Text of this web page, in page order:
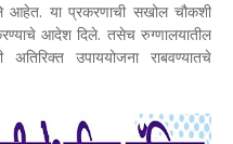
आहेत. या प्रकरणाची सखोल चौकशी
आदेश दिले. तसेच रुग्णालयातील
अतिरिक्त उपाययोजना राबवण्यातचे